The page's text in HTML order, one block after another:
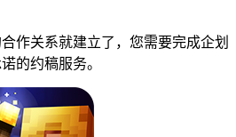
关系就建立了，您需要完成企划
的约稿服务。